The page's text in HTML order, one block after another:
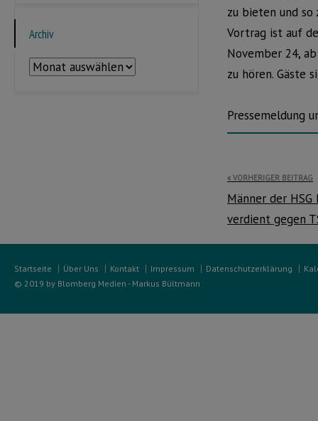
zu bieten und so
Vortrag ist auf
November 24,
zu hören. Gäste
Pressemeldung
VORHERIGER BEITRAG
Männer der
verdient gegen
Archiv
Archiv
Startseite Über Uns Kontakt Impressum Datenschutzerklärung
© 2019 by Blomberg Medien - Markus Bültmann